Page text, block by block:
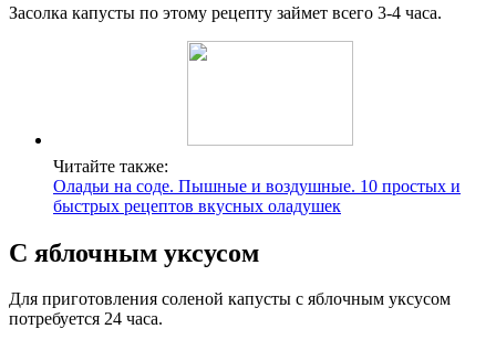
Засолка капусты по этому рецепту займет всего 3-4 часа.
Читайте также:
Оладьи на соде. Пышные и воздушные. 10 простых и
быстрых рецептов вкусных оладушек
С яблочным уксусом
Для приготовления соленой капусты с яблочным уксусом
потребуется 24 часа.